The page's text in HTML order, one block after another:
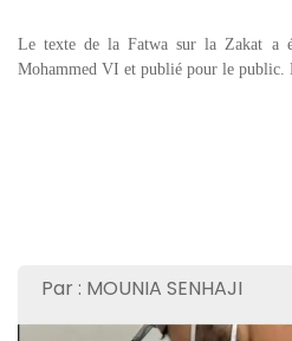
Le texte de la Fatwa sur la Zakat a
Mohammed VI et publié pour le public.
Par : MOUNIA SENHAJI